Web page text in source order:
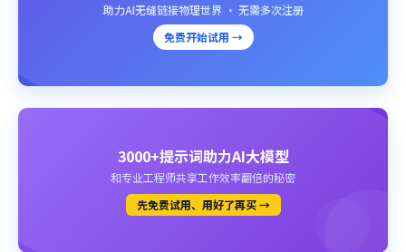
助力AI无缝链接物理世界 · 无需多次注册
免费开始试用 →
3000+提示词助力AI大模型
和专业工程师共享工作效率翻倍的秘密
先免费试用、用好了再买 →